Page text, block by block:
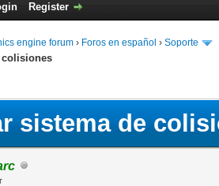
Register
engine forum › Foros en español › Soporte
colisiones
sistema de